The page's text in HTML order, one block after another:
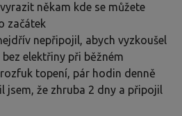
někam kde se můžete
začátek
nepřipojil, abych vyzkoušel
elektřiny při běžném
topení, pár hodin denně
že zhruba 2 dny a připojil